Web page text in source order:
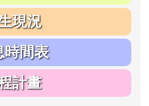
現況
時間表
計畫